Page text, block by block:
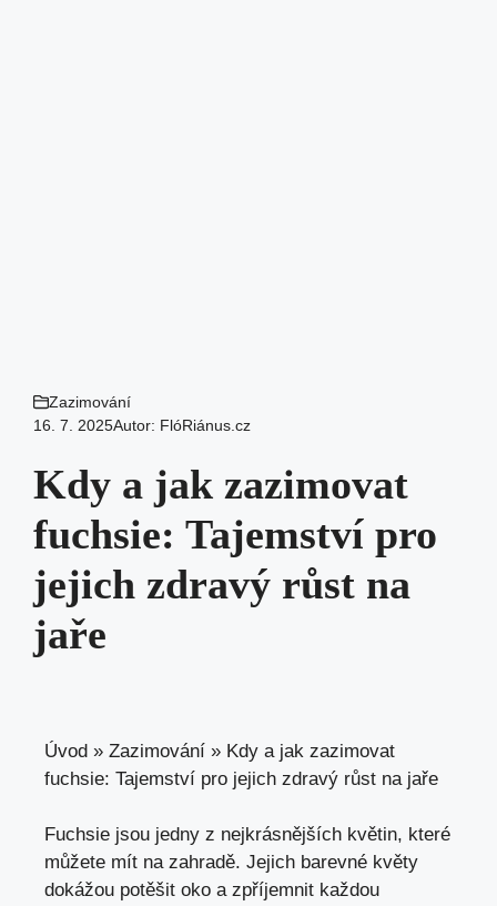
Zazimování
16. 7. 2025Autor: FlóRiánus.cz
Kdy a jak zazimovat
fuchsie: Tajemství pro
jejich zdravý růst na
jaře
Úvod » Zazimování » Kdy a jak zazimovat
fuchsie: Tajemství pro jejich zdravý růst na jaře
Fuchsie jsou jedny z nejkrásnějších květin, které
můžete mít na zahradě. Jejich barevné květy
dokážou potěšit oko a zpříjemnit každou